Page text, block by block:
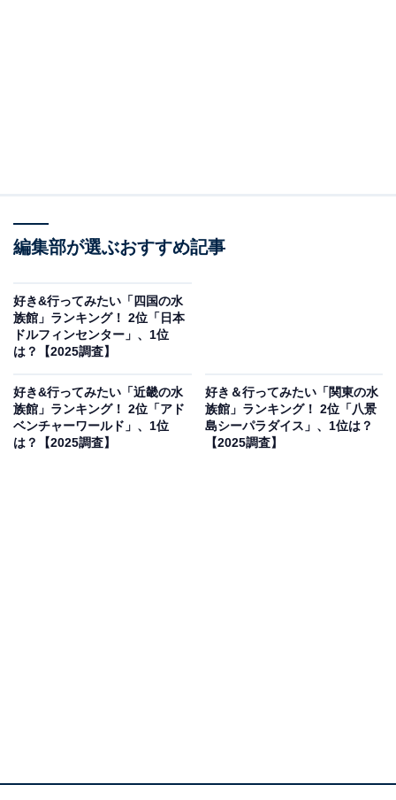
されています。小規模ながらも内容は充実しており、地
元・瀬戸内海の豊かな生態系も丁寧に紹介。観光とあわ
ハイライトとして注目されています。
回答者からは「はつこい庵の魚と和の空間がここしかな
くて、素敵だなと思ったから」(20代女性／新潟県)、
「存在をしらなくて、ふらっと立ち寄った割に珍しい魚
がいて楽しかったから」(30代女性／埼玉県)、「フェリ
編集部が選ぶおすすめ記事
好き&行ってみたい「四国の水
族館」ランキング！ 2位「日本
ドルフィンセンター」、1位
は？【2025調査】
好き&行ってみたい「近畿の水
族館」ランキング！ 2位「アド
ベンチャーワールド」、1位
は？【2025調査】
好き＆行ってみたい「関東の水
族館」ランキング！ 2位「八景
島シーパラダイス」、1位は？
【2025調査】